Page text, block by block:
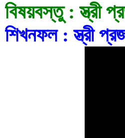
বিষয়বস্তু : স্ত্রী
শিখনফল : স্ত্রী